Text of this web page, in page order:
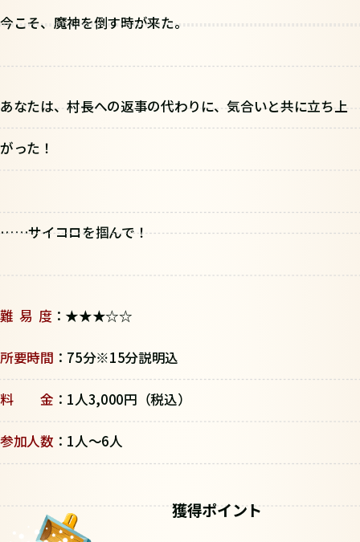
今こそ、魔神を倒す時が来た。
あなたは、村長への返事の代わりに、気合いと共に立ち上
がった！
……サイコロを掴んで！
難 易 度：★★★☆☆
所要時間 ：75分※15分説明込
料 金 ：1人3,000円（税込）
参加人数 ：1人～6人
獲得ポイント